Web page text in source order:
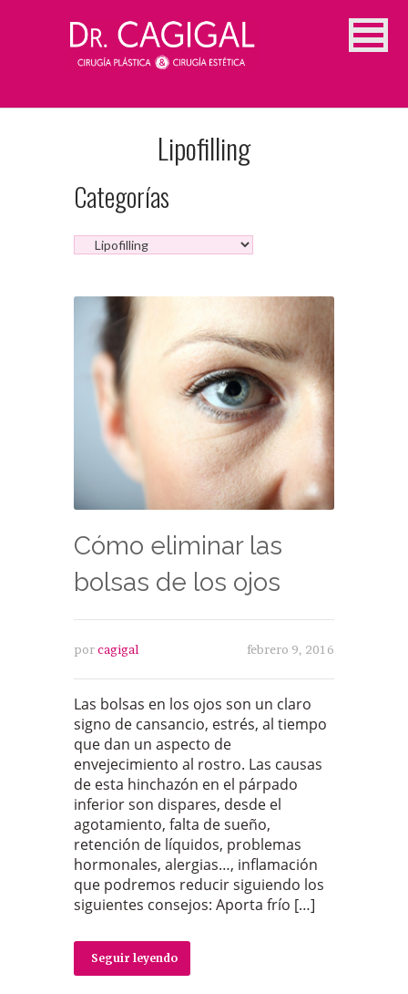
Lipofilling
Categorías
Cómo eliminar las
bolsas de los ojos
porcagigal febrero 9, 2016
Las bolsas en los ojos son un claro
signo de cansancio, estrés, al tiempo
que dan un aspecto de
envejecimiento al rostro. Las causas
de esta hinchazón en el párpado
inferior son dispares, desde el
agotamiento, falta de sueño,
retención de líquidos, problemas
hormonales, alergias…, inflamación
que podremos reducir siguiendo los
siguientes consejos: Aporta frío […]
Seguir leyendo